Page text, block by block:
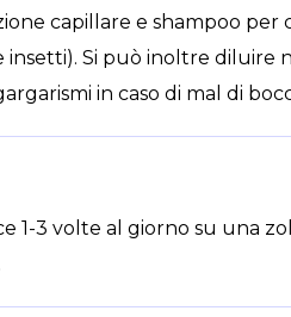
capillare e shampoo
Si può inoltre diluire
in caso di mal di
1-3 volte al giorno su